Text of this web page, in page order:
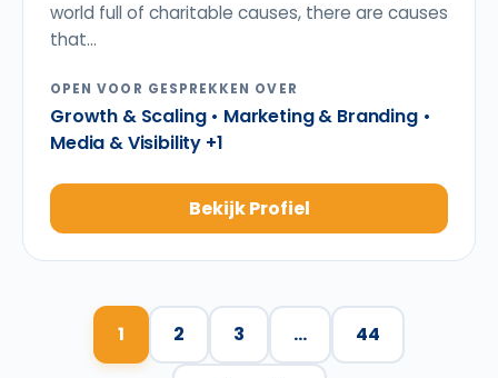
world full of charitable causes, there are causes
that...
OPEN VOOR GESPREKKEN OVER
Growth & Scaling • Marketing & Branding •
Media & Visibility +1
Bekijk Profiel
1 2 3 … 44